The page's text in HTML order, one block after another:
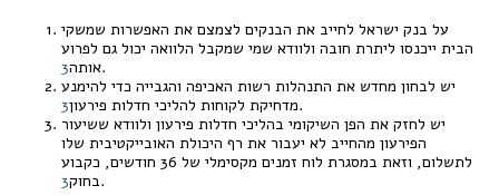
על בנק ישראל לחייב את הבנקים לצמצם את האפשרות שמשקי
הבית ייכנסו ליתרת חובה ולוודא שמי שמקבל הלוואה יכול גם לפרוע
אותה3
.
יש לבחון מחדש את התנהלות רשות האכיפה והגבייה כדי להימנע
מדחיקת לקוחות להליכי חדלות פירעון3
.
יש לחזק את הפן השיקומי בהליכי חדלות פירעון ולוודא ששיעור
הפירעון מהחייב לא יעבור את רף היכולת האובייקטיבית שלו
לתשלום, וזאת במסגרת לוח זמנים מקסימלי של 36 חודשים, כקבוע
בחוק3
.